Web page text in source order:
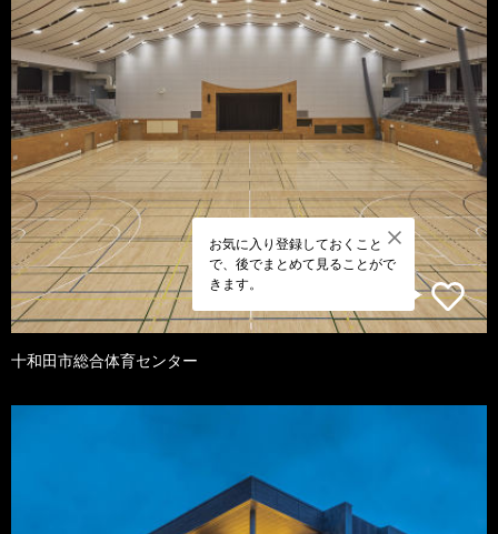
お気に入り登録しておくこと
で、後でまとめて見ることがで
きます。
十和田市総合体育センター